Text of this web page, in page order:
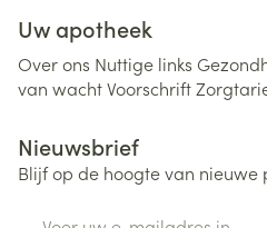
Uw apotheek
Over ons Nuttige links
van wachtVoorschrift
Nieuwsbrief
Blijf op de hoogte van nieuwe